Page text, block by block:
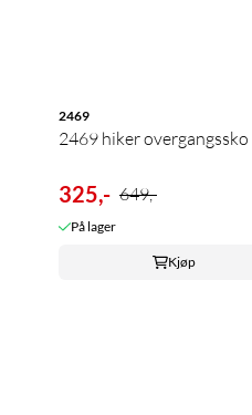
2469
2469 hiker overgangssko ...
325,- 649,-
På lager
Kjøp